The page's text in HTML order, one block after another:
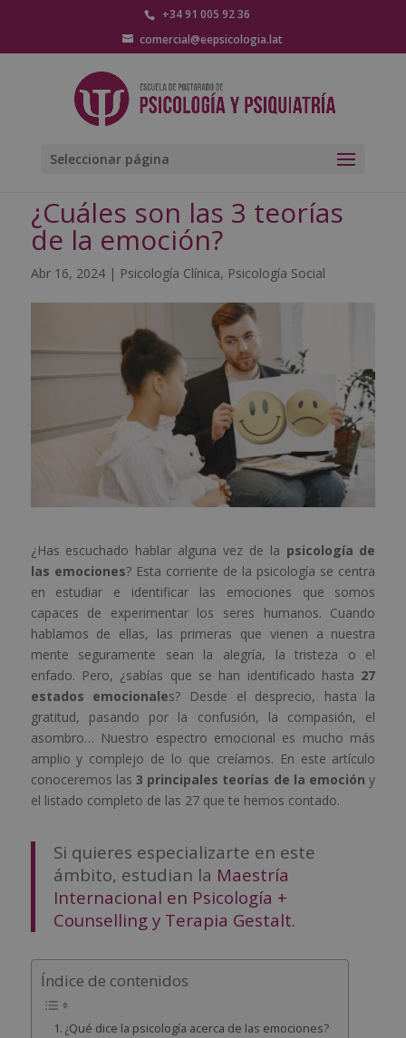
+34 91 005 92 36
comercial@eepsicologia.lat
Seleccionar página
¿Cuáles son las 3 teorías
de la emoción?
Abr 16, 2024| Psicología Clínica, Psicología Social
¿Has escuchado hablar alguna vez de la psicología de
las emociones? Esta corriente de la psicología se centra
en estudiar e identificar las emociones que somos
capaces de experimentar los seres humanos. Cuando
hablamos de ellas, las primeras que vienen a nuestra
mente seguramente sean la alegría, la tristeza o el
enfado. Pero, ¿sabías que se han identificado hasta 27
estados emocionales? Desde el desprecio, hasta la
gratitud, pasando por la confusión, la compasión, el
asombro… Nuestro espectro emocional es mucho más
amplio y complejo de lo que creíamos. En este artículo
conoceremos las3 principales teorías de la emoción y
el listado completo de las 27 que te hemos contado.
Si quieres especializarte en este
ámbito, estudian la Maestría
Internacional en Psicología +
Counselling y Terapia Gestalt.
Índice de contenidos
¿Qué dice la psicología acerca de las emociones?